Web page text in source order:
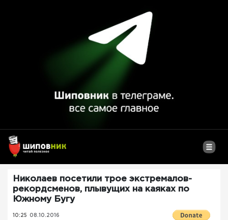
Николаев посетили трое экстремалов-
рекордсменов, плывущих на каяках по
Южному Бугу
10:25 08.10.2016